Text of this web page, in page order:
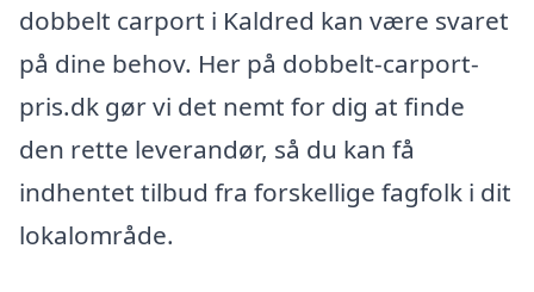
dobbelt carport i Kaldred kan være svaret
på dine behov. Her på dobbelt-carport-
pris.dk gør vi det nemt for dig at finde
den rette leverandør, så du kan få
indhentet tilbud fra forskellige fagfolk i dit
lokalområde.